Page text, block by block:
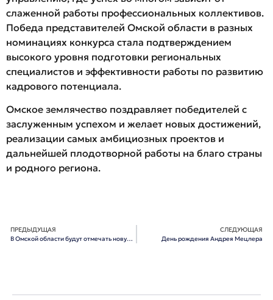
слаженной работы профессиональных коллективов.
Победа представителей Омской области в разных
номинациях конкурса стала подтверждением
высокого уровня подготовки региональных
специалистов и эффективности работы по развитию
кадрового потенциала.
Омское землячество поздравляет победителей с
заслуженным успехом и желает новых достижений,
реализации самых амбициозных проектов и
дальнейшей плодотворной работы на благо страны
и родного региона.
ПРЕДЫДУЩАЯ
В Омской области будут отмечать новую знаковую дату
СЛЕДУЮЩАЯ
День рождения Андрея Мецлера